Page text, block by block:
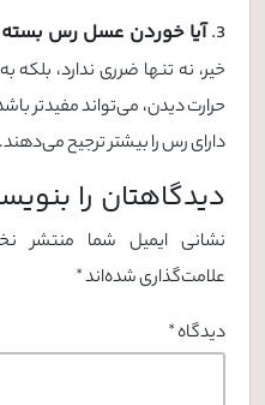
3. آیا خوردن عسل رس بسته
خیر، نه تنها ضرری ندارد،
حرارت دیدن، می‌تواند مفیدتر
دارای رس را بیشتر ترجیح می‌دهند.
دیدگاهتان را
نشانی ایمیل شما منتشر
علامت‌گذاری شده‌اند*
دیدگاه*